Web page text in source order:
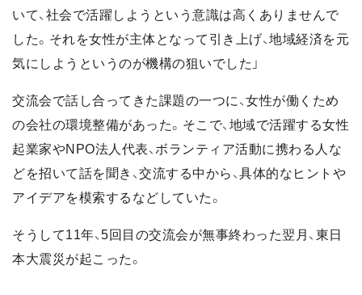
いて、社会で活躍しようという意識は高くありませんで
した。それを女性が主体となって引き上げ、地域経済を元
気にしようというのが機構の狙いでした」
交流会で話し合ってきた課題の一つに、女性が働くため
の会社の環境整備があった。そこで、地域で活躍する女性
起業家やNPO法人代表、ボランティア活動に携わる人な
どを招いて話を聞き、交流する中から、具体的なヒントや
アイデアを模索するなどしていた。
そうして11年、5回目の交流会が無事終わった翌月、東日
本大震災が起こった。